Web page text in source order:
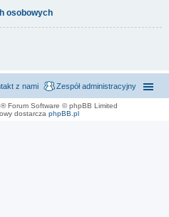
osobowych
Zespół administracyjny
z nami
® Forum Software © phpBB Limited
dostarcza phpBB.pl